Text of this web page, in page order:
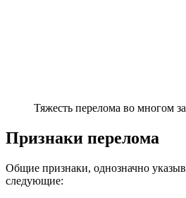
Тяжесть перелома во многом
Признаки перелома
Общие признаки, однозначно
следующие: